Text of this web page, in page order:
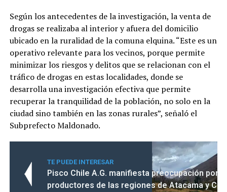
Según los antecedentes de la investigación, la venta de
drogas se realizaba al interior y afuera del domicilio
ubicado en la ruralidad de la comuna elquina. “Este es un
operativo relevante para los vecinos, porque permite
minimizar los riesgos y delitos que se relacionan con el
tráfico de drogas en estas localidades, donde se
desarrolla una investigación efectiva que permite
recuperar la tranquilidad de la población, no solo en la
ciudad sino también en las zonas rurales”, señaló el
Subprefecto Maldonado.
TE PUEDE INTERESAR
Pisco Chile A.G. manifiesta preocupación por
productores de las regiones de Atacama y